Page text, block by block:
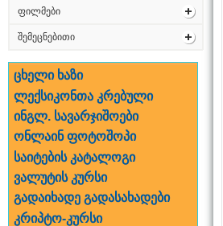
ფილმები
შემეცნებითი
ცხელი ხაზი
ლექსიკონთა კრებული
ინგლ. სავარჯიშოები
ონლაინ ფოტოშოპი
საიტების კატალოგი
ვალუტის კურსი
გადაიხადე გადასახადები
კრიპტო-კურსი